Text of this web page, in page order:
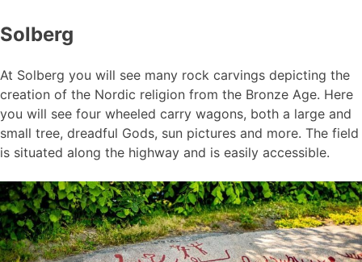
Solberg
At Solberg you will see many rock carvings depicting the
creation of the Nordic religion from the Bronze Age. Here
you will see four wheeled carry wagons, both a large and
small tree, dreadful Gods, sun pictures and more. The field
is situated along the highway and is easily accessible.